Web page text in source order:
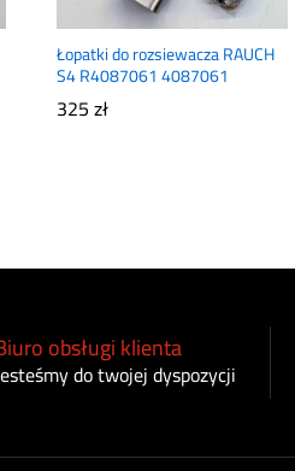
Łopatki do rozsiewacza RAUCH
S4 R4087061 4087061
325zł
obsługi klienta
do twojej dyspozycji